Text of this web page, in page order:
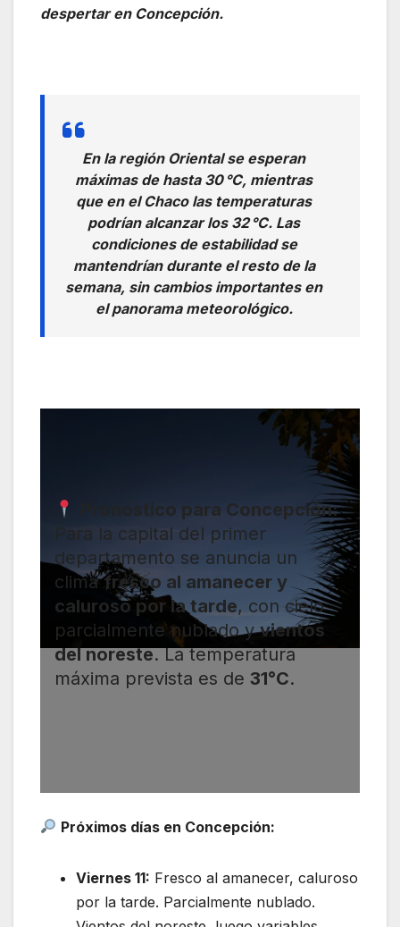
despertar en Concepción.
En la región Oriental se esperan
máximas de hasta 30 °C, mientras
que en el Chaco las temperaturas
podrían alcanzar los 32 °C. Las
condiciones de estabilidad se
mantendrían durante el resto de la
semana, sin cambios importantes en
el panorama meteorológico.
Pronóstico para Concepción:
Para la capital del primer
departamento se anuncia un
climafresco al amanecer y
caluroso por la tarde, con cielo
parcialmente nublado yvientos
del noreste. La temperatura
máxima prevista es de 31°C.
Próximos días en Concepción:
Viernes 11: Fresco al amanecer, caluroso
por la tarde. Parcialmente nublado.